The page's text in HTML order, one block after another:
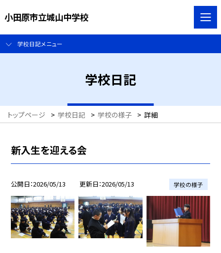
小田原市立城山中学校
学校日記メニュー
学校日記
トップページ > 学校日記 > 学校の様子 > 詳細
新入生を迎える会
公開日 2026/05/13 更新日 2026/05/13 学校の様子